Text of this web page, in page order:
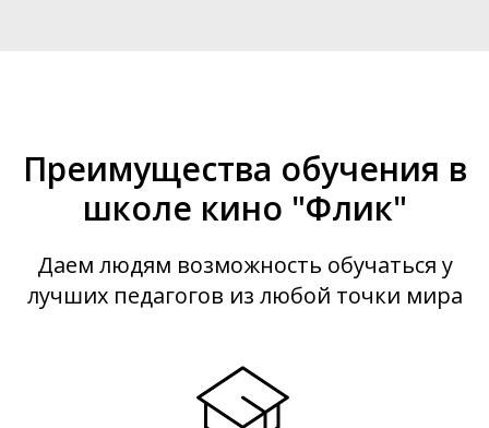
Преимущества обучения в
школе кино "Флик"
Даем людям возможность обучаться у
лучших педагогов из любой точки мира